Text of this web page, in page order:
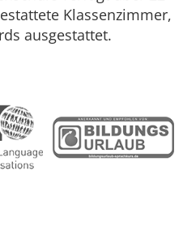
Klassenzimmer,
ausgestattet.